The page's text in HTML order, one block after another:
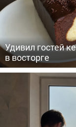
Удивил гостей
в восторге